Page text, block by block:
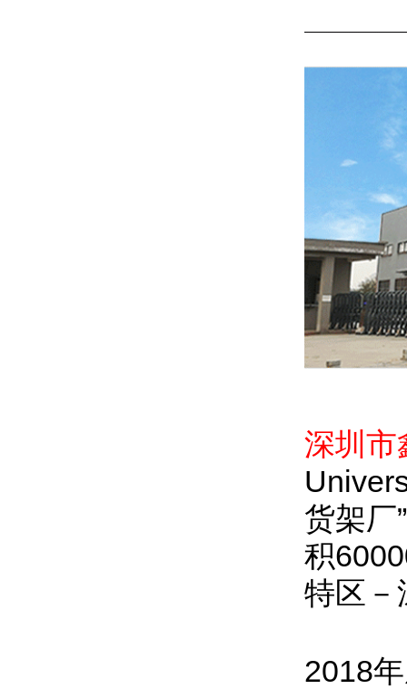
深圳市
货架厂
积
特区－
2018